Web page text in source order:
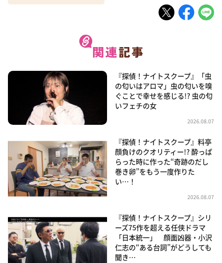
『探偵！ナイトスクープ』「虫
の匂いはアロマ」虫の匂いを嗅
ぐことで幸せを感じる!? 虫の匂
いフェチの女
2026.08.07
『探偵！ナイトスクープ』料亭
顔負けのクオリティー!? 酔っぱ
らった時に作った“奇跡のだし
巻き卵”をもう一度作りた
い…！
2026.08.07
『探偵！ナイトスクープ』シリ
ーズ75作を超える任侠ドラマ
「日本統一」 顔面凶器・小沢
仁志の“ある台詞”がどうしても
聞き…